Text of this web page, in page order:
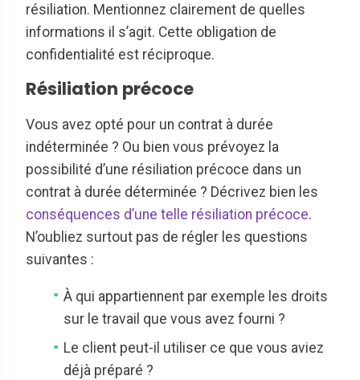
résiliation. Mentionnez clairement de quelles
informations il s’agit. Cette obligation de
confidentialité est réciproque.
Résiliation précoce
Vous avez opté pour un contrat à durée
indéterminée ? Ou bien vous prévoyez la
possibilité d’une résiliation précoce dans un
contrat à durée déterminée ? Décrivez bien les
conséquences d’une telle résiliation précoce.
N’oubliez surtout pas de régler les questions
suivantes :
À qui appartiennent par exemple les droits
sur le travail que vous avez fourni ?
Le client peut-il utiliser ce que vous aviez
déjà préparé ?